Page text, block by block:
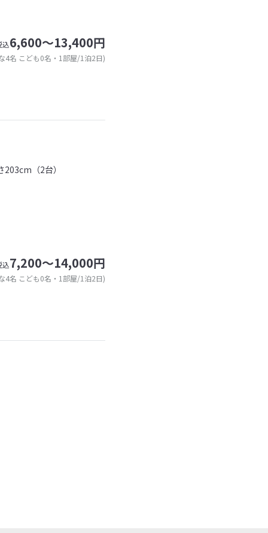
込6,600～13,400円
4名 こども0名・1部屋/1泊2日)
（2台）
込7,200～14,000円
4名 こども0名・1部屋/1泊2日)